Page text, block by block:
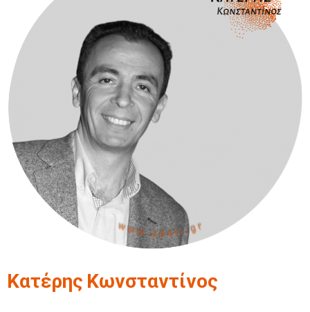
Κατέρης Κωνσταντίνος